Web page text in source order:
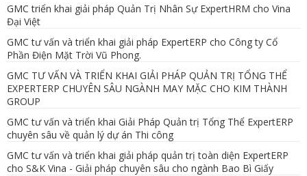
GMC triển khai giải pháp Quản Trị Nhân Sự ExpertHRM cho Vina
Đại Việt
GMC tư vấn và triển khai giải pháp ExpertERP cho Công ty Cổ
Phần Điện Mặt Trời Vũ Phong.
GMC TƯ VẤN VÀ TRIỂN KHAI GIẢI PHÁP QUẢN TRỊ TỔNG THỂ
EXPERTERP CHUYÊN SÂU NGÀNH MAY MẶC CHO KIM THÀNH
GROUP
GMC tư vấn và triển khai Giải Pháp Quản trị Tổng Thể ExpertERP
chuyên sâu về quản lý dự án Thi công
GMC tư vấn và triển khai giải pháp quản trị toàn diện ExpertERP
cho S&K Vina - Giải pháp chuyên sâu cho ngành Bao Bì Giấy